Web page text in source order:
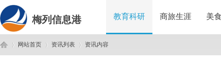
梅列信息港 教育科研 商旅生涯 美
网站首页 资讯列表 资讯内容